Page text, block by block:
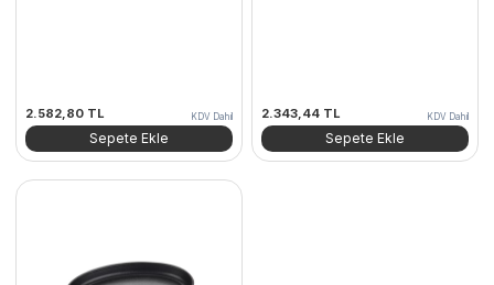
2.582,80 TL KDV Dahil
Sepete Ekle
2.343,44 TL KDV Dahil
Sepete Ekle